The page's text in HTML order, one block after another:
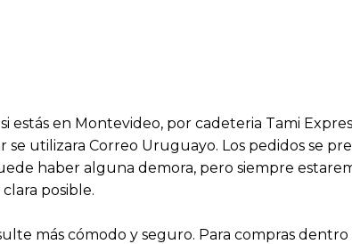
estás en Montevideo, por cadeteria Tami
utilizara Correo Uruguayo. Los pedidos se
haber alguna demora, pero siempre
posible.
más cómodo y seguro. Para compras